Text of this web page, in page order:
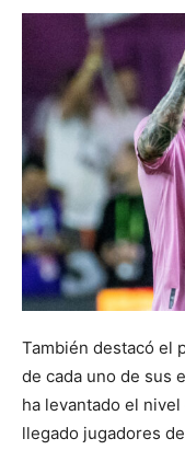
También destacó el
de cada uno de sus
ha levantado el
llegado jugadores